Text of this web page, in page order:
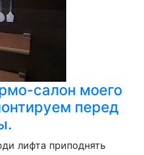
салон моего
перед
лифта приподнять